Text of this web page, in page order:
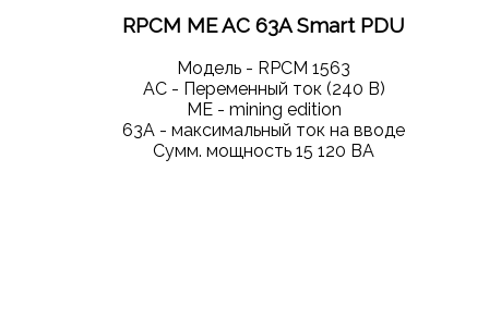
RPCM ME AC 63A Smart PDU
Модель - RPCM 1563
AС - Переменный ток (240 В)
ME - mining edition
63А - максимальный ток на вводе
Сумм. мощность 15 120 ВА